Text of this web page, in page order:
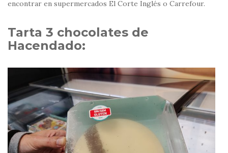
encontrar en supermercados El Corte Inglés o Carrefour.
Tarta 3 chocolates de
Hacendado: